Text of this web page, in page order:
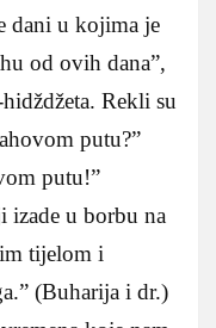
dani u kojima je
od ovih dana”,
Rekli su
putu?”
putu!”
izade u borbu na
tijelom i
(Buharija i dr.)